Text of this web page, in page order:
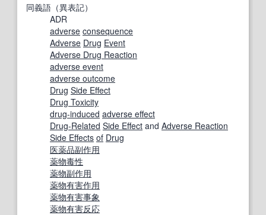
同義語（異表記）
ADR
adverse consequence
Adverse Drug Event
Adverse Drug Reaction
adverse event
adverse outcome
Drug Side Effect
Drug Toxicity
drug-induced adverse effect
Drug-Related Side Effect and Adverse Reaction
Side Effects of Drug
医薬品副作用
薬物毒性
薬物副作用
薬物有害作用
薬物有害事象
薬物有害反応